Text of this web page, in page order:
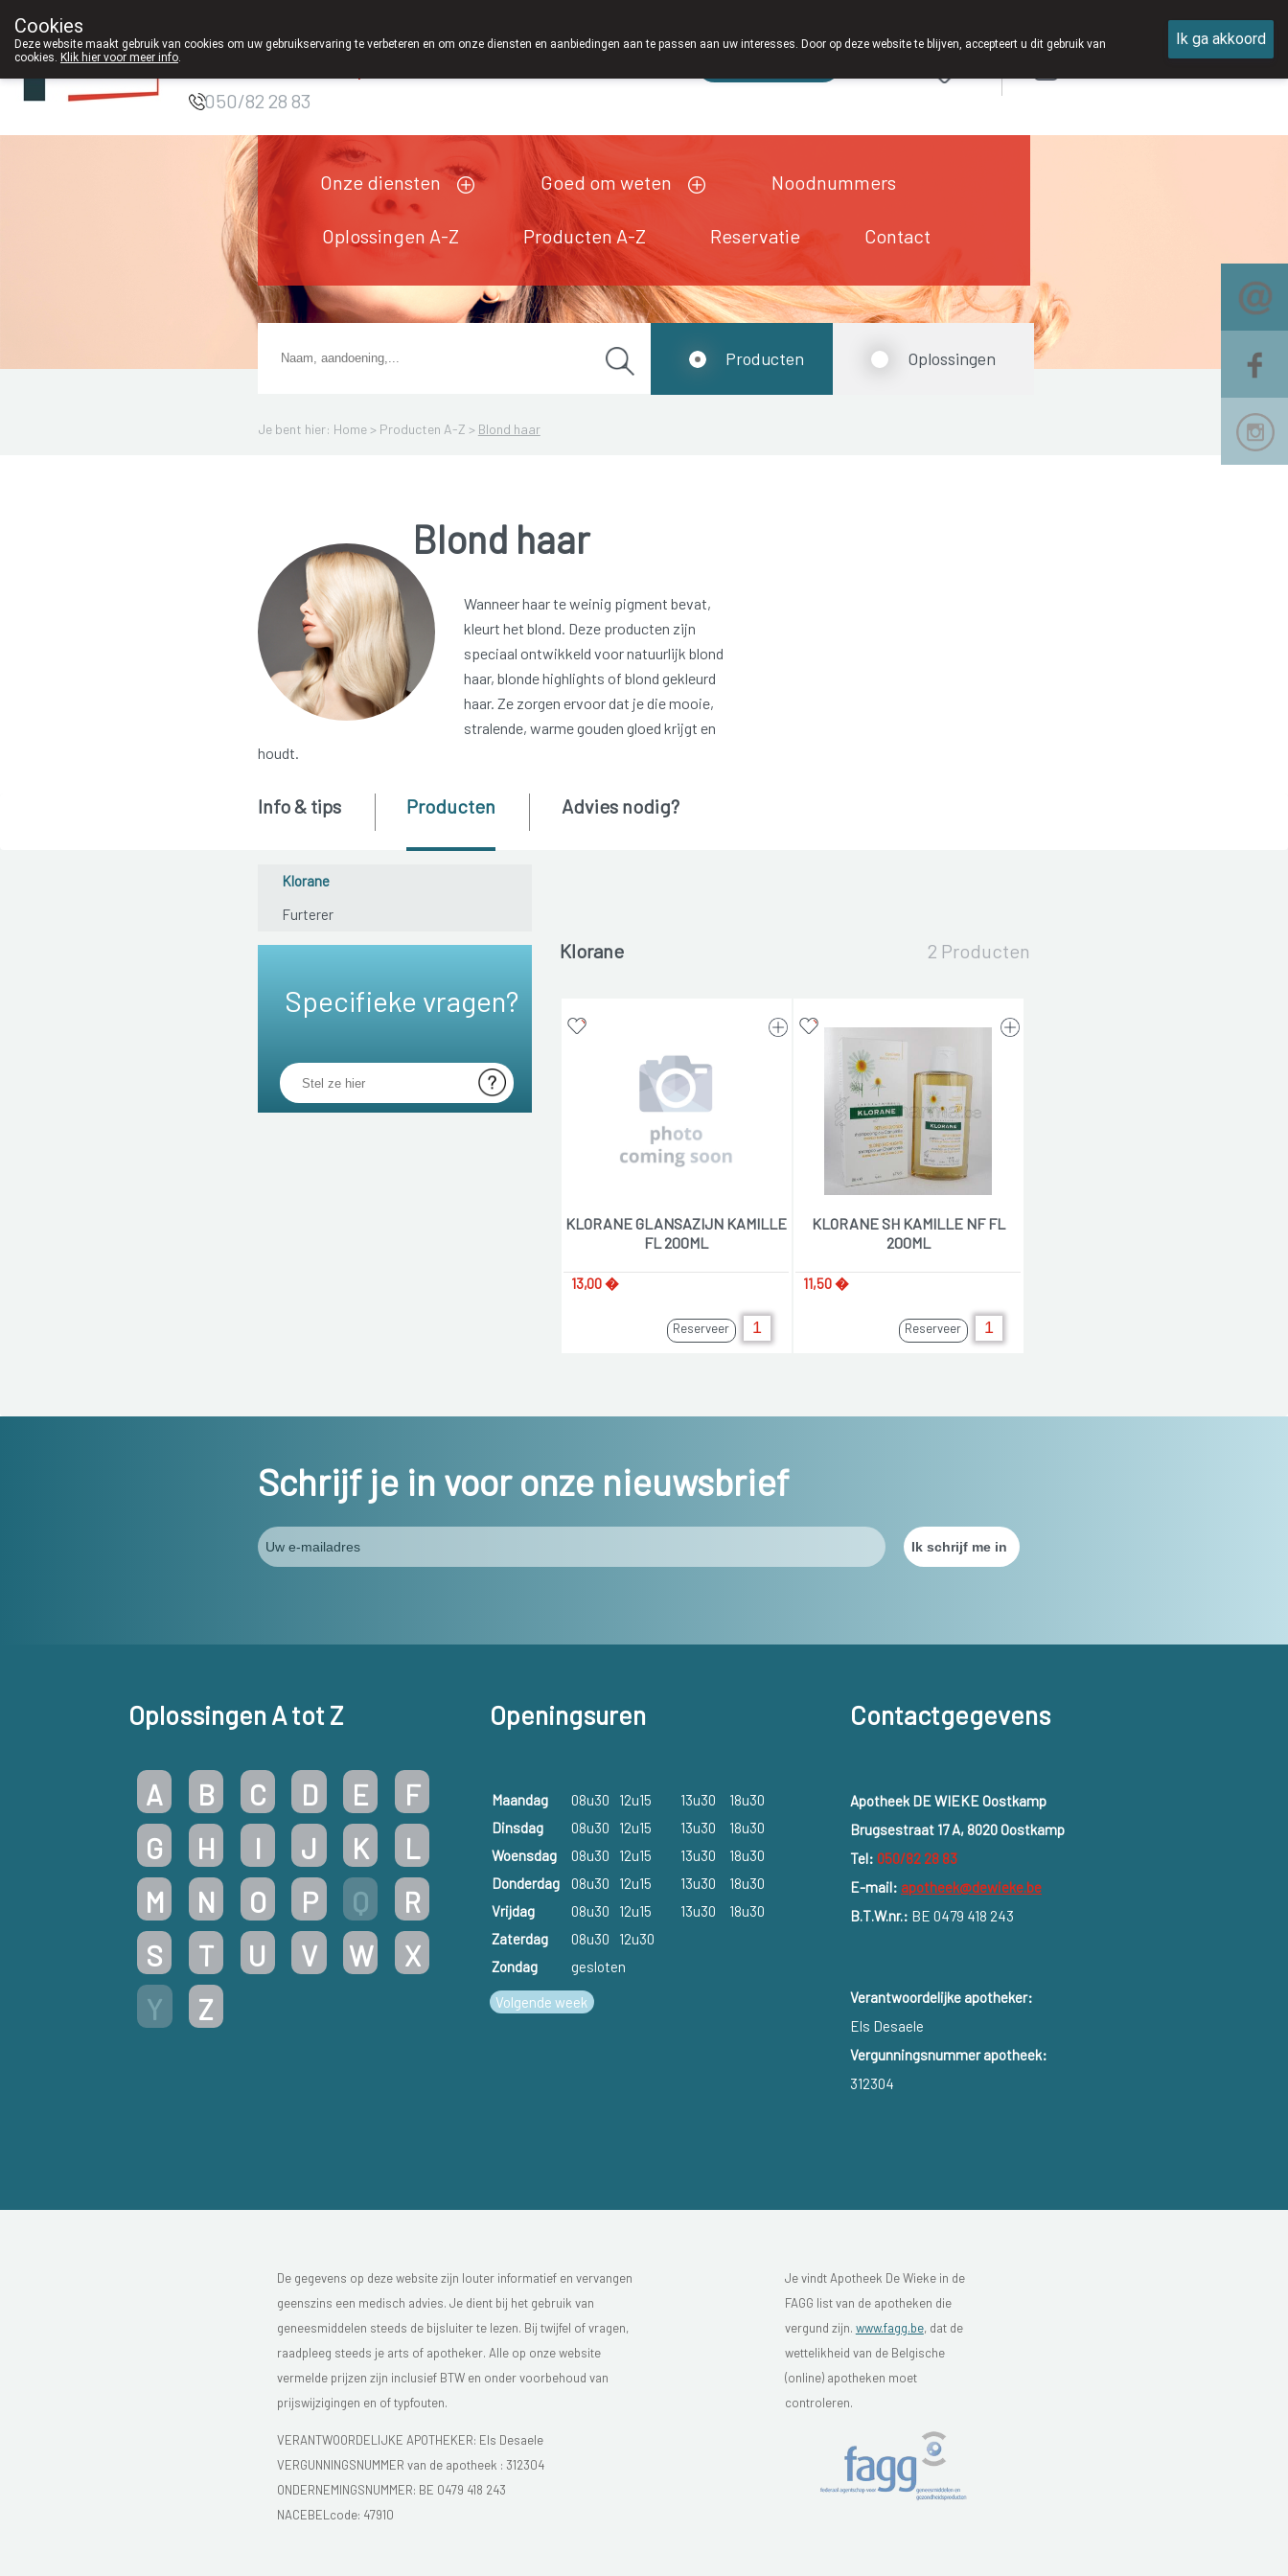
Apotheek DE
050/82 28 83
Onze diensten Goed om weten Noodnummers
Oplossingen A-Z Producten A-Z Reservatie Contact
Je bent hier: Home > Producten A-Z > Blond haar
Producten Oplossingen
Blond haar
Wanneer haar te weinig pigment bevat,
kleurt het blond. Deze producten zijn
speciaal ontwikkeld voor natuurlijk blond
haar, blonde highlights of blond gekleurd
haar. Ze zorgen ervoor dat je die mooie,
stralende, warme gouden gloed krijgt en
houdt.
Klorane
Furterer
Specifieke vragen?
Info & tips Producten Advies nodig?
Klorane 2 Producten
KLORANE GLANSAZIJN KAMILLE
FL 200ML
13,00 �
Reserveer
KLORANE SH KAMILLE NF FL
200ML
11,50 �
Reserveer
Schrijf je in voor onze nieuwsbrief
Oplossingen A tot Z
A B C D E
F
G
H I J K
L
M
N O P Q
R
S
T U V W
X
Y
Z
Openingsuren
Maandag 08u30 12u15 13u30
18u30
Dinsdag
08u30 12u15 13u30
18u30
Woensdag
08u30 12u15 13u30
18u30
Donderdag
08u30 12u15 13u30
18u30
Vrijdag
08u30 12u15 13u30
18u30
Zaterdag
08u30
12u30
Zondag
gesloten
Volgende week
Contactgegevens
Apotheek DE WIEKE Oostkamp
Brugsestraat 17 A, 8020 Oostkamp
Tel: 050/82 28 83
E-mail: apotheek@dewieke.be
B.T.W.nr.: BE 0479 418 243
Verantwoordelijke apotheker:
Els Desaele
Vergunningsnummer apotheek:
312304
De gegevens op deze website zijn louter informatief en vervangen
geenszins een medisch advies. Je dient bij het gebruik van
geneesmiddelen steeds de bijsluiter te lezen. Bij twijfel of vragen,
raadpleeg steeds je arts of apotheker. Alle op onze website
vermelde prijzen zijn inclusief BTW en onder voorbehoud van
prijswijzigingen en of typfouten.
VERANTWOORDELIJKE APOTHEKER: Els Desaele
VERGUNNINGSNUMMER van de apotheek : 312304
ONDERNEMINGSNUMMER: BE 0479 418 243
NACEBELcode: 47910
Je vindt Apotheek De Wieke in de
FAGG list van de apotheken die
vergund zijn. www.fagg.be, dat de
wettelikheid van de Belgische
(online) apotheken moet
controleren.
Cookies
Deze website maakt gebruik van cookies om uw gebruikservaring te verbeteren en om onze diensten en aanbiedingen aan te passen aan uw interesses. Door op deze website te blijven, accepteert u dit gebruik van
cookies. Klik hier voor meer info.
Ik ga akkoord